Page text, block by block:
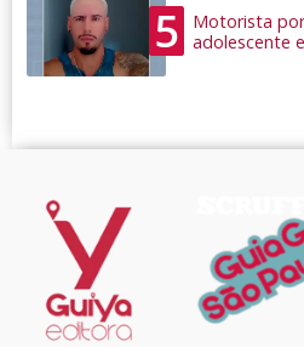
5
Motorista
adolescente